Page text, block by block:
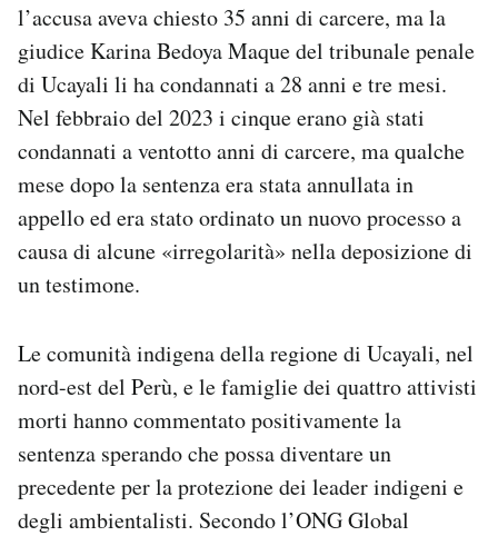
l’accusa aveva chiesto 35 anni di carcere, ma la
giudice Karina Bedoya Maque del tribunale penale
di Ucayali li ha condannati a 28 anni e tre mesi.
Nel febbraio del 2023 i cinque erano già stati
condannati a ventotto anni di carcere, ma qualche
mese dopo la sentenza era stata annullata in
appello ed era stato ordinato un nuovo processo a
causa di alcune «irregolarità» nella deposizione di
un testimone.
Le comunità indigena della regione di Ucayali, nel
nord-est del Perù, e le famiglie dei quattro attivisti
morti hanno commentato positivamente la
sentenza sperando che possa diventare un
precedente per la protezione dei leader indigeni e
degli ambientalisti. Secondo l’ONG Global